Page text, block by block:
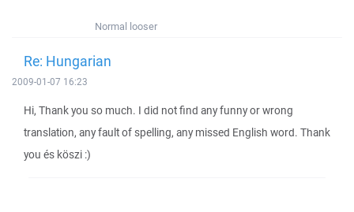
Normal looser
Re: Hungarian
2009-01-07 16:23
Hi, Thank you so much. I did not find any funny or wrong
translation, any fault of spelling, any missed English word. Thank
you és köszi :)